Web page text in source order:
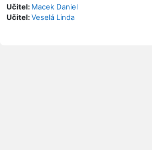
Učitel: Macek Daniel
Učitel:Veselá Linda